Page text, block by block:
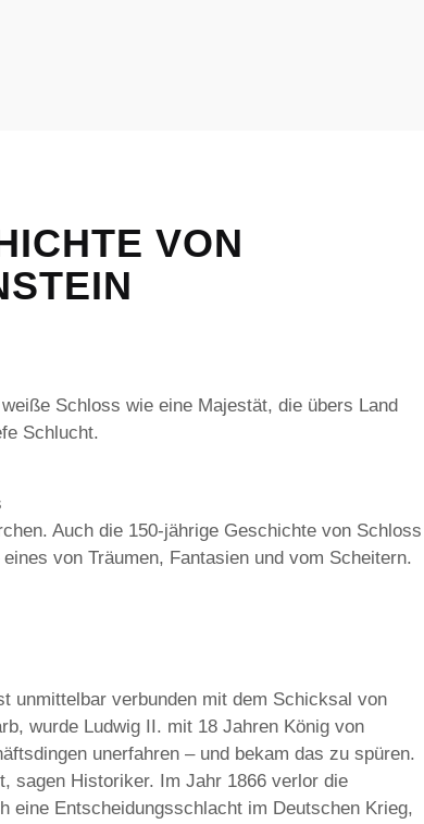
VON
Schloss wie eine Majestät, die übers Land
Schlucht.
Auch die 150-jährige Geschichte von Schloss
von Träumen, Fantasien und vom Scheitern.
unmittelbar verbunden mit dem Schicksal von
wurde Ludwig II. mit 18 Jahren König von
unerfahren – und bekam das zu spüren.
sagen Historiker. Im Jahr 1866 verlor die
eine Entscheidungsschlacht im Deutschen Krieg,